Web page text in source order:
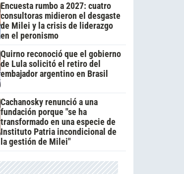
Encuesta rumbo a 2027: cuatro
consultoras midieron el desgaste
de Milei y la crisis de liderazgo
en el peronismo
Quirno reconoció que el gobierno
de Lula solicitó el retiro del
embajador argentino en Brasil
Cachanosky renunció a una
fundación porque "se ha
transformado en una especie de
Instituto Patria incondicional de
la gestión de Milei"